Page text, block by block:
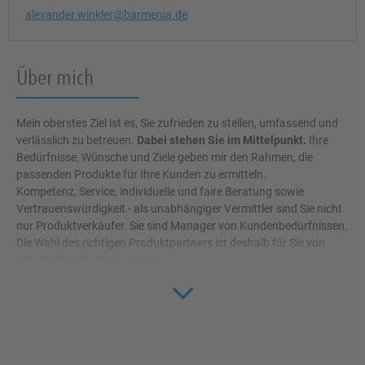
Über mich
Mein oberstes Ziel ist es, Sie zufrieden zu stellen, umfassend und
verlässlich zu betreuen. Dabei stehen Sie im Mittelpunkt. Ihre
Bedürfnisse, Wünsche und Ziele geben mir den Rahmen, die
passenden Produkte für Ihre Kunden zu ermitteln.
Kompetenz, Service, individuelle und faire Beratung sowie
Vertrauenswürdigkeit - als unabhängiger Vermittler sind Sie nicht
nur Produktverkäufer. Sie sind Manager von Kundenbedürfnissen.
Die Wahl des richtigen Produktpartners ist deshalb für Sie von
Und so ist Ihre Betreuung für mich eine ganz besondere Aufgabe:
Click to
alexander.winkler@barmenia.de